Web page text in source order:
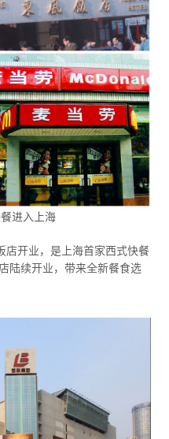
进入上海
店开业，是上海首家西式快餐
陆续开业，带来全新餐食选